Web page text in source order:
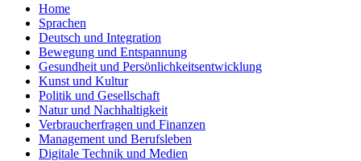
Home
Sprachen
Deutsch und Integration
Bewegung und Entspannung
Gesundheit und Persönlichkeitsentwicklung
Kunst und Kultur
Politik und Gesellschaft
Natur und Nachhaltigkeit
Verbraucherfragen und Finanzen
Management und Berufsleben
Digitale Technik und Medien